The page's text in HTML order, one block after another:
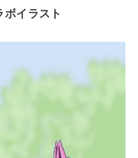
ボイラスト